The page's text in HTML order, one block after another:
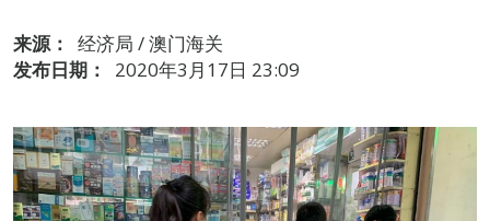
来源：
经济局 / 澳门海关
发布日期：
2020年3月17日 23:09